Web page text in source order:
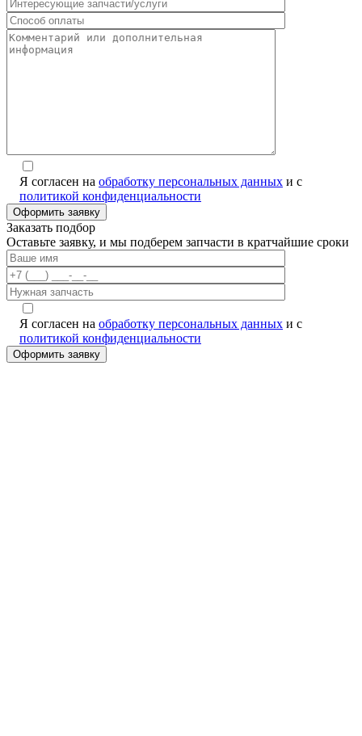
Я согласен на обработку персональных данных и с
политикой конфиденциальности
Заказать подбор
Оставьте заявку, и мы подберем запчасти в кратчайшие сроки
Я согласен на обработку персональных данных и с
политикой конфиденциальности